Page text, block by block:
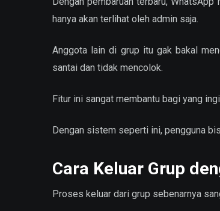
hanya akan terlihat oleh admin saja.
Anggota lain di grup itu gak bakal
santai dan tidak mencolok.
Fitur ini sangat membantu bagi yang
Dengan sistem seperti ini, pengguna
Cara Keluar Grup
Proses keluar dari grup sebenarnya